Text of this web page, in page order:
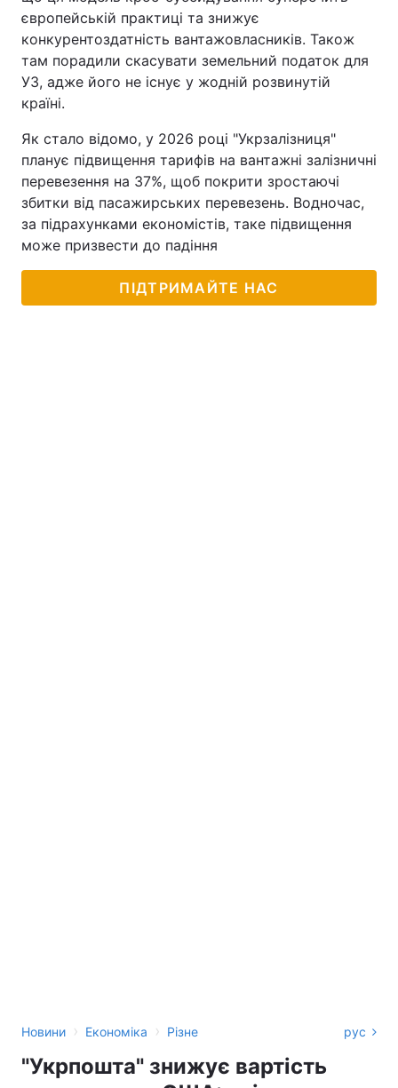
європейській практиці та знижує
конкурентоздатність вантажовласників. Також
там порадили скасувати земельний податок для
УЗ, адже його не існує у жодній розвинутій
країні.
Як стало відомо, у 2026 році "Укрзалізниця"
планує підвищення тарифів на вантажні залізничні
перевезення на 37%, щоб покрити зростаючі
збитки від пасажирських перевезень. Водночас,
за підрахунками економістів, таке підвищення
може призвести до падіння
ПІДТРИМАЙТЕ НАС
Новини › Економіка › Різне рус
"Укрпошта" знижує вартість